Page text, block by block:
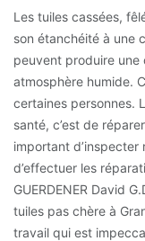
Les tuiles cassées,
son étanchéité à une
peuvent produire une
atmosphère humide.
certaines personnes.
santé, c’est de
important d’inspecter
d’effectuer les
GUERDENER David
tuiles pas chère à
travail qui est